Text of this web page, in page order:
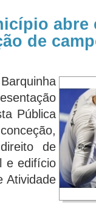
de
Pública
de
e edifício
Atividade